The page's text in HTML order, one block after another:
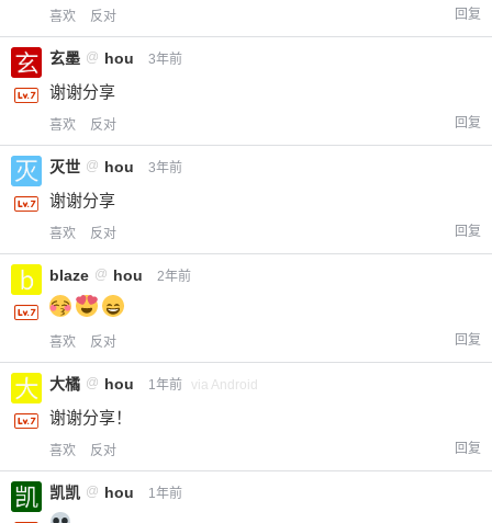
喜欢 反对 回复
玄墨 @ hou 3年前
谢谢分享
喜欢 反对 回复
灭世 @ hou 3年前
谢谢分享
喜欢 反对 回复
blaze @ hou 2年前
喜欢 反对 回复
大橘 @ hou 1年前 via Android
谢谢分享！
喜欢 反对 回复
凯凯 @ hou 1年前